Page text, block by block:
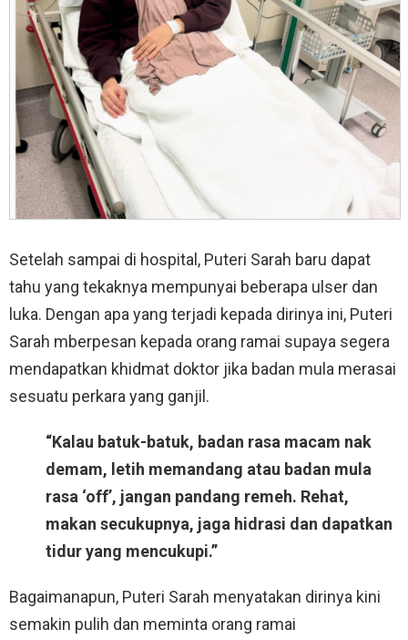
Setelah sampai di hospital, Puteri Sarah baru dapat
tahu yang tekaknya mempunyai beberapa ulser dan
luka. Dengan apa yang terjadi kepada dirinya ini, Puteri
Sarah mberpesan kepada orang ramai supaya segera
mendapatkan khidmat doktor jika badan mula merasai
sesuatu perkara yang ganjil.
“Kalau batuk-batuk, badan rasa macam nak
demam, letih memandang atau badan mula
rasa ‘off’, jangan pandang remeh. Rehat,
makan secukupnya, jaga hidrasi dan dapatkan
tidur yang mencukupi.”
Bagaimanapun, Puteri Sarah menyatakan dirinya kini
semakin pulih dan meminta orang ramai